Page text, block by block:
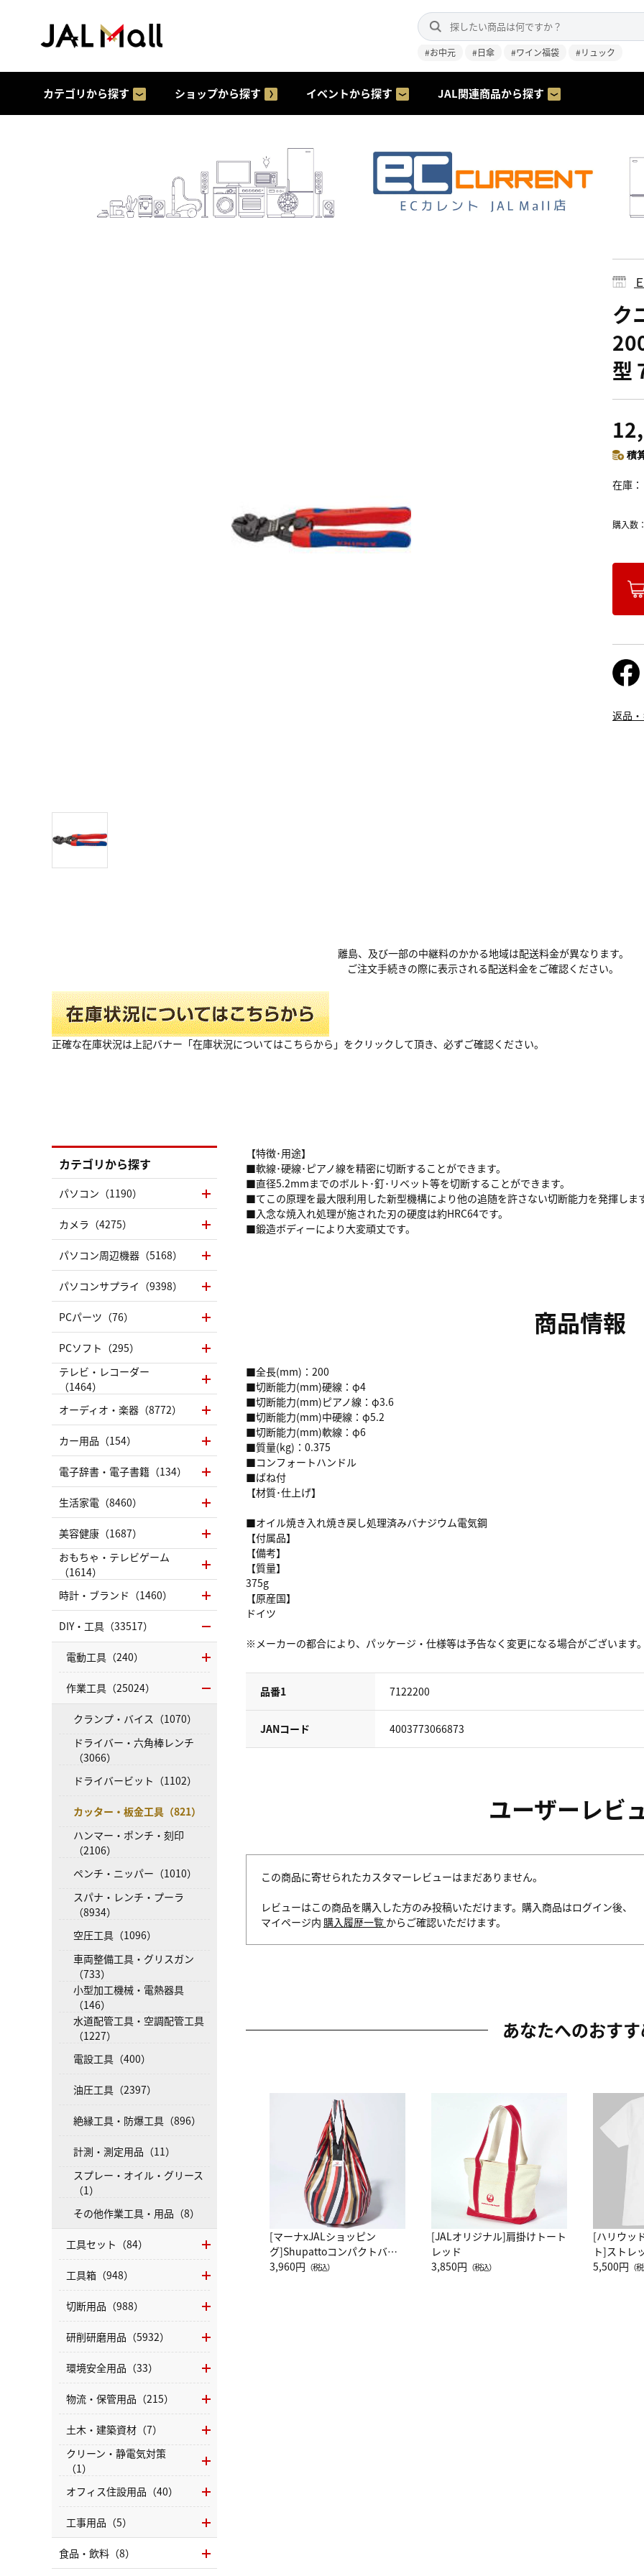
#お中元 #日傘 #ワイン福袋 #リュック
カテゴリから探す ショップから探す イベントから探す JAL関連商品から探す
ク
型
積
在庫
購入数
返品
離島、及び一部の中継料のかかる地域は配送料金が異なります。
ご注文手続きの際に表示される配送料金をご確認ください。
正確な在庫状況は上記バナー「在庫状況についてはこちらから」をクリックして頂き、必ずご確認ください。
【特徴･用途】
■軟線･硬線･ピアノ線を精密に切断することができます。
■直径5.2mmまでのボルト･釘･リベット等を切断することができます。
■てこの原理を最大限利用した新型機構により他の追随を許さない切断能力を発揮しま
■入念な焼入れ処理が施された刃の硬度は約HRC64です。
■鍛造ボディーにより大変頑丈です。
商品情報
■全長(mm)：200
■切断能力(mm)硬線：φ4
■切断能力(mm)ピアノ線：φ3.6
■切断能力(mm)中硬線：φ5.2
■切断能力(mm)軟線：φ6
■質量(kg)：0.375
■コンフォートハンドル
■ばね付
【材質･仕上げ】
■オイル焼き入れ焼き戻し処理済みバナジウム電気鋼
【付属品】
【備考】
【質量】
375g
【原産国】
ドイツ
※メーカーの都合により、パッケージ・仕様等は予告なく変更になる場合がございます
品番1 7122200
JANコード 4003773066873
ユーザーレビ
この商品に寄せられたカスタマーレビューはまだありません。
レビューはこの商品を購入した方のみ投稿いただけます。購入商品はログイン後、
マイページ内 購入履歴一覧 からご確認いただけます。
あなたへのおす
[マーナxJALショッピン
グ]Shupattoコンパクトバッ
グ Drop JAL客室乗務員
3,960円 （税込）
[JALオリジナル]肩掛けトート
レッド
3,850円 （税込）
[ハリウッ
ト]ストレ
ーネック
5,500円 （
カテゴリから探す
パソコン（1190）
カメラ（4275）
パソコン周辺機器（5168）
パソコンサプライ（9398）
PCパーツ（76）
PCソフト（295）
テレビ・レコーダー
（1464）
オーディオ・楽器（8772）
カー用品（154）
電子辞書・電子書籍（134）
生活家電（8460）
美容健康（1687）
おもちゃ・テレビゲーム
（1614）
時計・ブランド（1460）
DIY・工具（33517）
電動工具（240）
作業工具（25024）
クランプ・バイス（1070）
ドライバー・六角棒レンチ
（3066）
ドライバービット（1102）
カッター・板金工具（821）
ハンマー・ポンチ・刻印
（2106）
ペンチ・ニッパー（1010）
スパナ・レンチ・プーラ
（8934）
空圧工具（1096）
車両整備工具・グリスガン
（733）
小型加工機械・電熱器具
（146）
水道配管工具・空調配管工具
（1227）
電設工具（400）
油圧工具（2397）
絶縁工具・防爆工具（896）
計測・測定用品（11）
スプレー・オイル・グリース
（1）
その他作業工具・用品（8）
工具セット（84）
工具箱（948）
切断用品（988）
研削研磨用品（5932）
環境安全用品（33）
物流・保管用品（215）
土木・建築資材（7）
クリーン・静電気対策
（1）
オフィス住設用品（40）
工事用品（5）
食品・飲料（8）